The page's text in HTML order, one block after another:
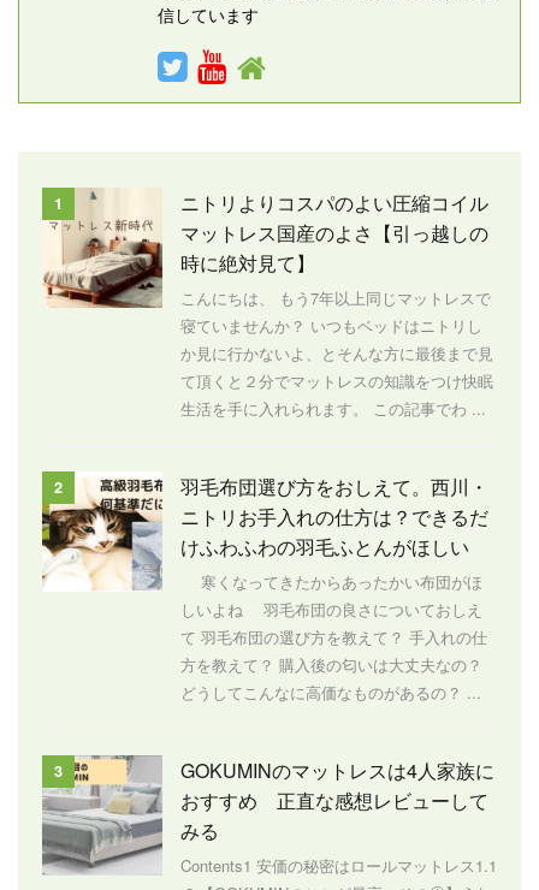
信しています
1
ニトリよりコスパのよい圧縮コイル
マットレス国産のよさ【引っ越しの
時に絶対見て】
こんにちは、 もう7年以上同じマットレスで
寝ていませんか？ いつもベッドはニトリし
か見に行かないよ、とそんな方に最後まで見
て頂くと２分でマットレスの知識をつけ快眠
生活を手に入れられます。 この記事でわ ...
2
羽毛布団選び方をおしえて。西川・
ニトリお手入れの仕方は？できるだ
けふわふわの羽毛ふとんがほしい
寒くなってきたからあったかい布団がほ
しいよね 羽毛布団の良さについておしえ
て 羽毛布団の選び方を教えて？ 手入れの仕
方を教えて？ 購入後の匂いは大丈夫なの？
どうしてこんなに高価なものがあるの？ ...
3
GOKUMINのマットレスは4人家族に
おすすめ 正直な感想レビューして
みる
Contents1 安価の秘密はロールマットレス1.1